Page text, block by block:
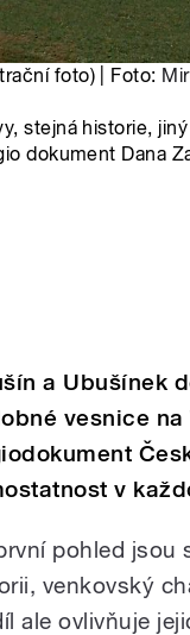
foto) | Foto:
stejná historie,
dokument Dana
a Ubušínek
vesnice
v
pohled jsou
venkovský
ale ovlivňuje